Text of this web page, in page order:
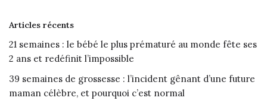
Articles récents
21 semaines : le bébé le plus prématuré au monde fête ses
2 ans et redéfinit l’impossible
39 semaines de grossesse : l’incident gênant d’une future
maman célèbre, et pourquoi c’est normal